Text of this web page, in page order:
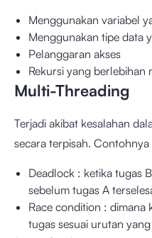
Menggunakan variabel
Menggunakan tipe data
Pelanggaran akses
Rekursi yang
Multi-Threading
Terjadi akibat kesalahan
secara terpisah. Contohnya
Deadlock : ketika tugas
sebelum tugas A
Race condition : dimana
tugas sesuai urutan